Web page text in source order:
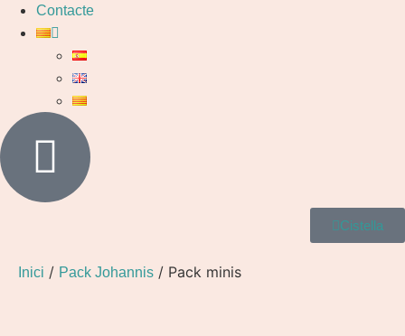
Contacte
Cistella
Inici / Pack Johannis / Pack minis